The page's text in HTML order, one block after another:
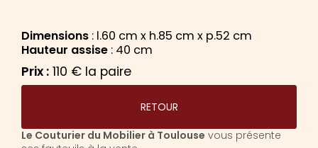
Dimensions : l.60 cm x h.85 cm x p.52 cm
Hauteur assise : 40 cm
Prix : 110 € la paire
RETOUR
Le Couturier du Mobilier à Toulouse vous présente